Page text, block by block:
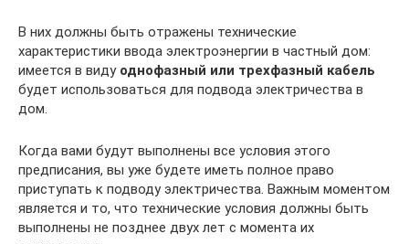
В них должны быть отражены технические
характеристики ввода электроэнергии в частный дом:
имеется в виду однофазный или трехфазный кабель
будет использоваться для подвода электричества в
дом.
Когда вами будут выполнены все условия этого
предписания, вы уже будете иметь полное право
приступать к подводу электричества. Важным моментом
является и то, что технические условия должны быть
выполнены не позднее двух лет с момента их